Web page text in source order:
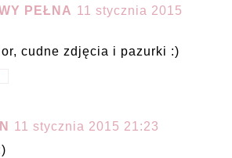
PEŁNA 11 stycznia 2015
cudne zdjęcia i pazurki :)
11 stycznia 2015 21:23